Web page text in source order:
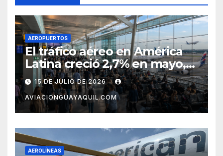
AEROPUERTOS
El tráfico aéreo en América
Latina creció 2,7% en mayo,
pero el mercado con EE.UU.
completa tres meses en
caída
15 DE JULIO DE 2026
AVIACIONGUAYAQUIL.COM
AEROLÍNEAS